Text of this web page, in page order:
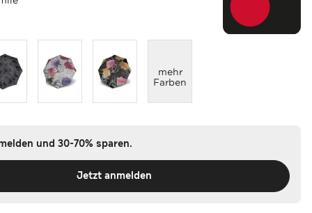
mehr
Farben
und 30-70% sparen.
Jetzt anmelden